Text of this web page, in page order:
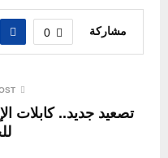
مشاركة 0
تصعيد جديد.. كابلات